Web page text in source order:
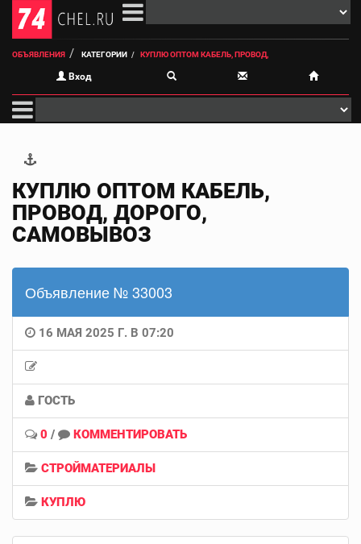
ОБЪЯВЛЕНИЯ КАТЕГОРИИ КУПЛЮ ОПТОМ КАБЕЛЬ, ПРОВОД,
Вход
КУПЛЮ ОПТОМ КАБЕЛЬ,
ПРОВОД, ДОРОГО,
САМОВЫВОЗ
Объявление № 33003
16 МАЯ 2025 Г. В 07:20
ГОСТЬ
0 / КОММЕНТИРОВАТЬ
СТРОЙМАТЕРИАЛЫ
КУПЛЮ